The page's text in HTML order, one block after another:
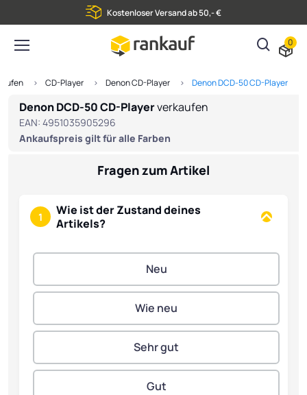
Kostenloser Versand ab 50,- €
0
CD-Player Denon CD-Player Denon DCD-50 CD-Player
Denon DCD-50 CD-Playerverkaufen
EAN: 4951035905296
Ankaufspreis gilt für alle Farben
Fragen zum Artikel
1
Wie ist der Zustand deines
Artikels?